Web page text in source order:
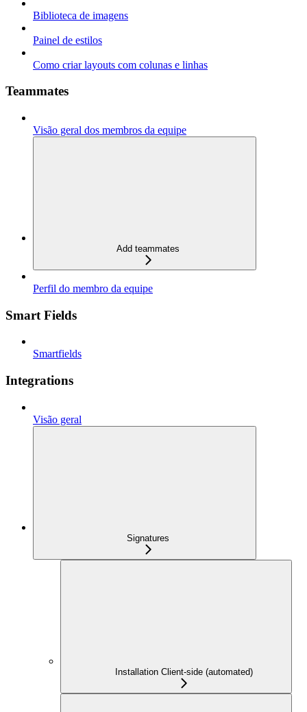
Biblioteca de imagens
Painel de estilos
Como criar layouts com colunas e linhas
Teammates
Visão geral dos membros da equipe
Add teammates
Perfil do membro da equipe
Smart Fields
Smartfields
Integrations
Visão geral
Signatures
Installation Client-side (automated)